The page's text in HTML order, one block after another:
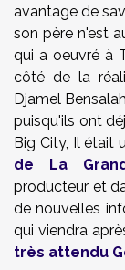
avantage de
son père n'est
qui a oeuvré à
côté de la
Djamel
puisqu'ils ont
Big City, Il était
de La
producteur et
de nouvelles
qui viendra
très attendu